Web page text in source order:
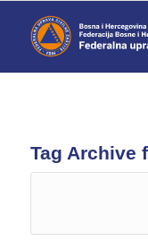
Tag Archive